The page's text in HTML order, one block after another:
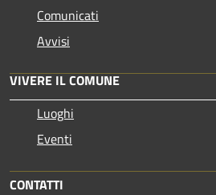
Comunicati
Avvisi
VIVERE IL COMUNE
Luoghi
Eventi
CONTATTI